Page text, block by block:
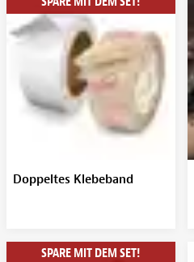
Doppeltes Klebeband
SPARE MIT DEM SET!